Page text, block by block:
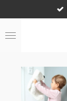
direct
naar
de